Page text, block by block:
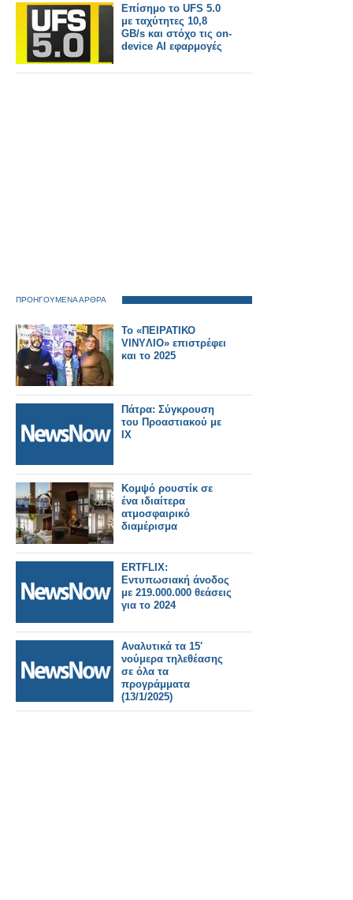
Επίσημο το UFS 5.0
με ταχύτητες 10,8
GB/s και στόχο τις on-
device AI εφαρμογές
ΠΡΟΗΓΟΥΜΕΝΑ ΑΡΘΡΑ
Το «ΠΕΙΡΑΤΙΚΟ
VINYΛΙΟ» επιστρέφει
και το 2025
Πάτρα: Σύγκρουση
του Προαστιακού με
ΙΧ
Κομψό ρουστίκ σε
ένα ιδιαίτερα
ατμοσφαιρικό
διαμέρισμα
ERTFLIX:
Εντυπωσιακή άνοδος
με 219.000.000 θεάσεις
για το 2024
Αναλυτικά τα 15'
νούμερα τηλεθέασης
σε όλα τα
προγράμματα
(13/1/2025)